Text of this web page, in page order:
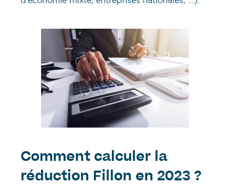
Comment calculer la
réduction Fillon en 2023 ?